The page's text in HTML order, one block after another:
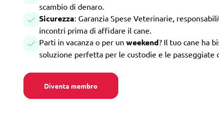
scambio di denaro.
Sicurezza: Garanzia Spese Veterinarie,
incontri prima di affidare il cane.
Parti in vacanza o per un weekend? Il tuo cane ha
soluzione perfetta per le custodie e le passeggiate
Diventa membro